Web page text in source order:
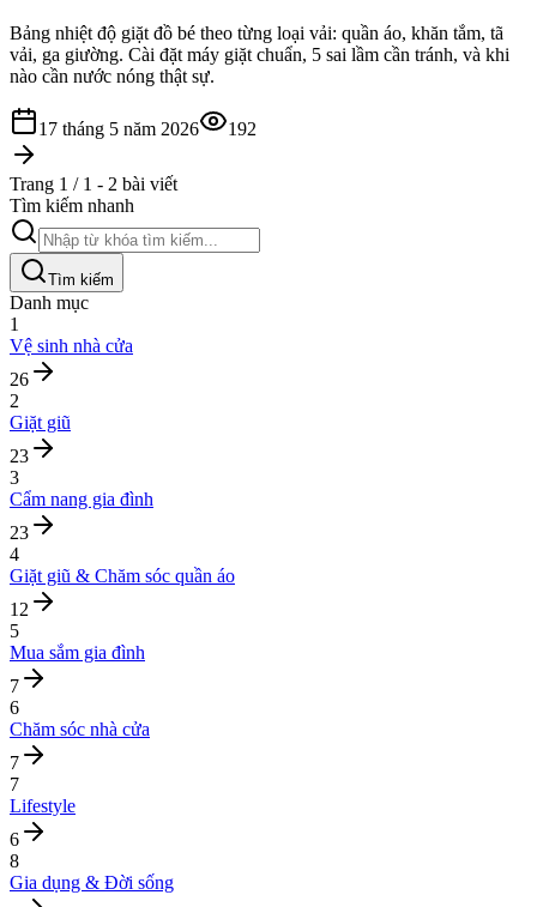
Bảng nhiệt độ giặt đồ bé theo từng loại vải: quần áo, khăn tắm, tã
vải, ga giường. Cài đặt máy giặt chuẩn, 5 sai lầm cần tránh, và khi
nào cần nước nóng thật sự.
17 tháng 5 năm 2026 192
Trang 1 / 1 - 2 bài viết
Tìm kiếm nhanh
Tìm kiếm
Danh mục
1
Vệ sinh nhà cửa
26
2
Giặt giũ
23
3
Cẩm nang gia đình
23
4
Giặt giũ & Chăm sóc quần áo
12
5
Mua sắm gia đình
7
6
Chăm sóc nhà cửa
7
7
Lifestyle
6
8
Gia dụng & Đời sống